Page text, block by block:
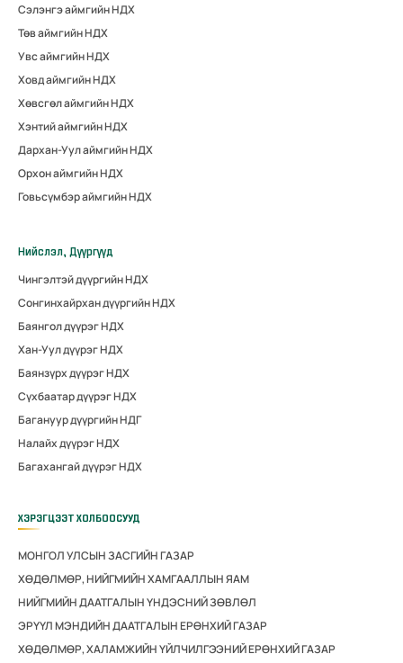
Сэлэнгэ аймгийн НДХ
Төв аймгийн НДХ
Увс аймгийн НДХ
Ховд аймгийн НДХ
Хөвсгөл аймгийн НДХ
Хэнтий аймгийн НДХ
Дархан-Уул аймгийн НДХ
Орхон аймгийн НДХ
Говьсүмбэр аймгийн НДХ
Нийслэл, Дүүргүүд
Чингэлтэй дүүргийн НДХ
Сонгинхайрхан дүүргийн НДХ
Баянгол дүүрэг НДХ
Хан-Уул дүүрэг НДХ
Баянзүрх дүүрэг НДХ
Сүхбаатар дүүрэг НДХ
Багануур дүүргийн НДГ
Налайх дүүрэг НДХ
Багахангай дүүрэг НДХ
ХЭРЭГЦЭЭТ ХОЛБООСУУД
МОНГОЛ УЛСЫН ЗАСГИЙН ГАЗАР
ХӨДӨЛМӨР, НИЙГМИЙН ХАМГААЛЛЫН ЯАМ
НИЙГМИЙН ДААТГАЛЫН ҮНДЭСНИЙ ЗӨВЛӨЛ
ЭРҮҮЛ МЭНДИЙН ДААТГАЛЫН ЕРӨНХИЙ ГАЗАР
ХӨДӨЛМӨР, ХАЛАМЖИЙН ҮЙЛЧИЛГЭЭНИЙ ЕРӨНХИЙ ГАЗАР